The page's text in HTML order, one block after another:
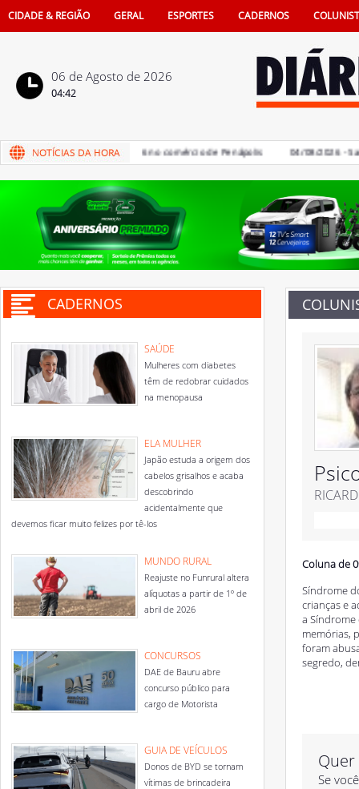
CIDADE & REGIÃO GERAL ESPORTES CADERNOS
06 de Agosto de 2026
04:42
terá sorteio de iPhone 16 no comércio de Penápolis 04/08/2026 -
CADERNOS
SAÚDE
Mulheres com diabetes
têm de redobrar cuidados
na menopausa
ELA MULHER
Japão estuda a origem dos
cabelos grisalhos e acaba
descobrindo
acidentalmente que
devemos ficar muito felizes por tê-los
MUNDO RURAL
Reajuste no Funrural altera
alíquotas a partir de 1º de
abril de 2026
CONCURSOS
DAE de Bauru abre
concurso público para
cargo de Motorista
GUIA DE VEÍCULOS
Donos de BYD se tornam
vítimas de brincadeira
Coluna de
Síndrome
crianças e
a Síndrome
memórias,
foram
segredo,
Se